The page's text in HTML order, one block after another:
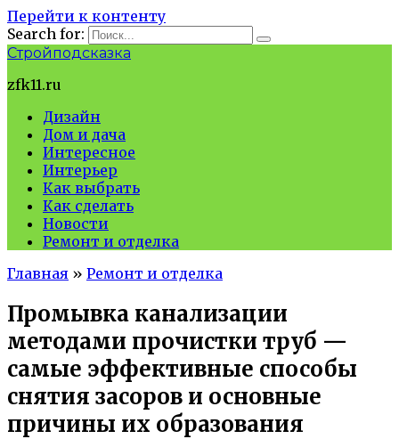
Перейти к контенту
Search for:
Стройподсказка
zfk11.ru
Дизайн
Дом и дача
Интересное
Интерьер
Как выбрать
Как сделать
Новости
Ремонт и отделка
Главная » Ремонт и отделка
Промывка канализации
методами прочистки труб —
самые эффективные способы
снятия засоров и основные
причины их образования